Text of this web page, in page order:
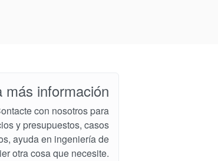
más información
con nosotros para
y presupuestos, casos
ayuda en ingeniería de
otra cosa que necesite.